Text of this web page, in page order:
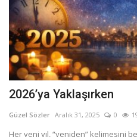
2026’ya Yaklaşırken
Güzel Sözler Aralık 31, 2025 0
Her yeni yıl, “yeniden” kelimesini